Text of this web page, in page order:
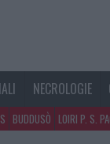
NECROLOGIE
BUDDUSÒ LOIRI P. S.